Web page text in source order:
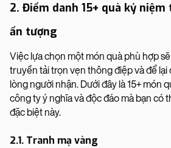
2. Điểm danh 15+ quà kỷ
ấn tượng
Việc lựa chọn một món quà phù hợp
truyền tải trọn vẹn thông điệp và để lại
lòng người nhận. Dưới đây là 15+ món
công ty ý nghĩa và độc đáo mà bạn có
đặc biệt này.
2.1. Tranh mạ vàng